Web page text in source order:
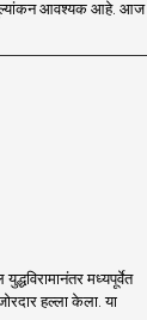
आवश्यक आहे. आज
मध्यपूर्वेत
हल्ला केला. या